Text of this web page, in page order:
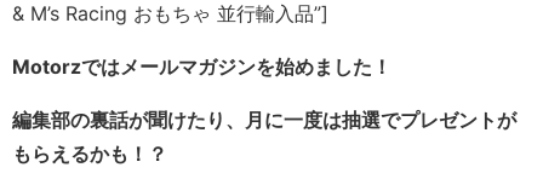
& M’s Racing おもちゃ 並行輸入品”]
Motorzではメールマガジンを始めました！
編集部の裏話が聞けたり、月に一度は抽選でプレゼントが
もらえるかも！？